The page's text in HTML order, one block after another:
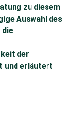
zu diesem
Auswahl des
die
der
und erläutert